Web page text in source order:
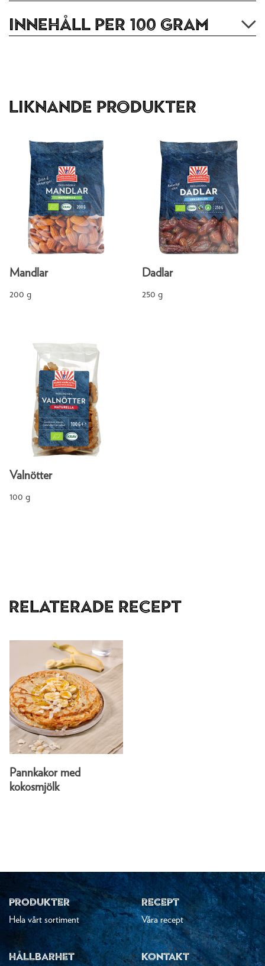
Innehåll per 100 gram
Liknande produkter
Mandlar
200 g
Dadlar
250 g
Valnötter
100 g
Relaterade recept
Pannkakor med
kokosmjölk
PRODUKTER
Hela vårt sortiment
RECEPT
Våra recept
HÅLLBARHET KONTAKT